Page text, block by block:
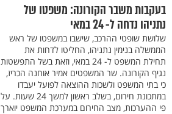
בעקבות משבר הקורונה: משפטו של
נתניהו נדחה ל- 24 במאי
שלושת שופטי ההרכב, שישבו במשפטו של ראש
הממשלה בנימין נתניהו, החליטו לדחות את
תחילת המשפט ל- 24 במאי, וזאת בשל התפשטות
נגיף הקורונה. שר המשפטים אמיר אוחנה הכריז,
כי בתי המשפט ולשכות ההוצאה לפועל יעבדו
במתכונת חירום, בשלב ראשון למשך 24 שעות. על
פי ההערכות, מצב החירום במערכת המשפט יוארך